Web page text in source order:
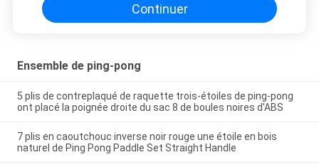
Continuer
Ensemble de ping-pong
5 plis de contreplaqué de raquette trois-étoiles de ping-pong
ont placé la poignée droite du sac 8 de boules noires d'ABS
7 plis en caoutchouc inverse noir rouge une étoile en bois
naturel de Ping Pong Paddle Set Straight Handle